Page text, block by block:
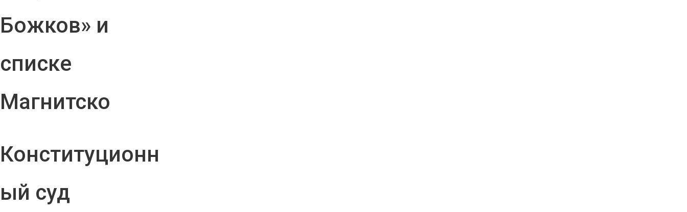
Божков» и
списке
Магнитско
Конституционн
ый суд